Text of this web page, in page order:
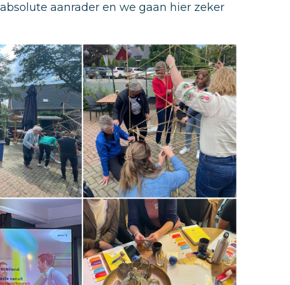
aanrader en we gaan hier zeker